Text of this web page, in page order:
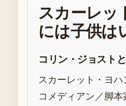
スカーレッ
には子供は
コリン・ジョスト
スカーレット・ヨハ
コメディアン／脚本